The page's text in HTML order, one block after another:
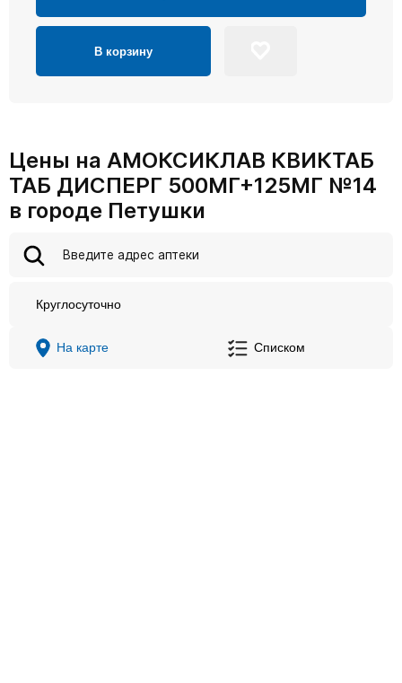
В корзину
Цены на АМОКСИКЛАВ КВИКТАБ
ТАБ ДИСПЕРГ 500МГ+125МГ №14
в городе Петушки
Круглосуточно
На карте Списком